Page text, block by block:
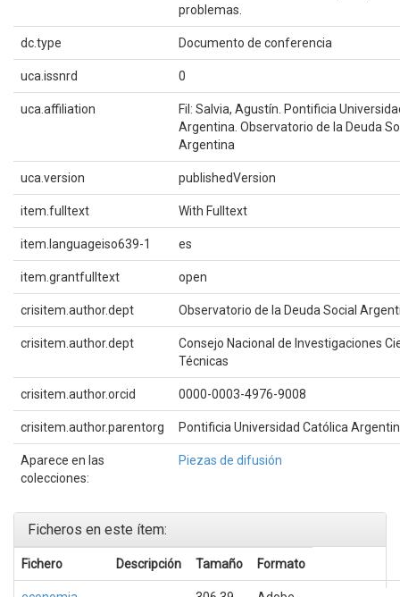
problemas.
dc.type Documento de conferencia
uca.issnrd 0
uca.affiliation
Fil: Salvia, Agustín. Pontificia
Argentina. Observatorio de la Deuda
Argentina
uca.version publishedVersion
item.fulltext With Fulltext
item.languageiso639-1 es
item.grantfulltext open
crisitem.author.dept Observatorio de la Deuda Social
crisitem.author.dept
Consejo Nacional de Investigaciones
Técnicas
crisitem.author.orcid 0000-0003-4976-9008
crisitem.author.parentorg Pontificia Universidad Católica
Aparece en las
colecciones:
Piezas de difusión
Ficheros en este ítem:
Fichero Descripción Tamaño Formato